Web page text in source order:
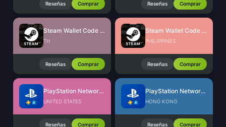
Reseñas Comprar Reseñas Comprar
Steam Wallet Code (THB)
TH
Reseñas Comprar
Steam Wallet Code (PHP)
PHILIPPINES
Reseñas Comprar
PlayStation Network Card (US)
UNITED STATES
Reseñas Comprar
PlayStation Network Card (HK)
HONG KONG
Reseñas Comprar